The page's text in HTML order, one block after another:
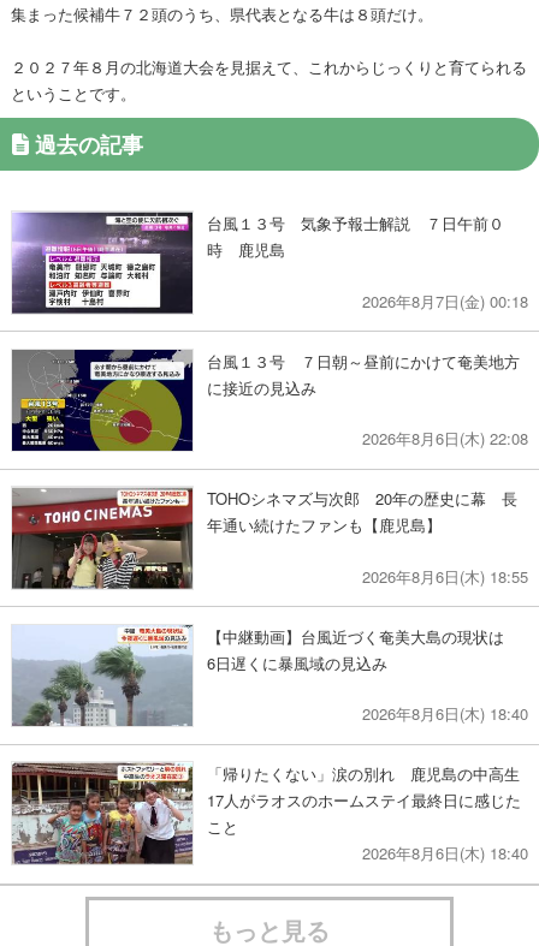
集まった候補牛７２頭のうち、県代表となる牛は８頭だけ。
２０２７年８月の北海道大会を見据えて、これからじっくりと育てられる
ということです。
過去の記事
台風１３号 気象予報士解説 ７日午前０
時 鹿児島
2026年8月7日(金) 00:18
台風１３号 ７日朝～昼前にかけて奄美地方
に接近の見込み
2026年8月6日(木) 22:08
TOHOシネマズ与次郎 20年の歴史に幕 長
年通い続けたファンも【鹿児島】
2026年8月6日(木) 18:55
【中継動画】台風近づく奄美大島の現状は
6日遅くに暴風域の見込み
2026年8月6日(木) 18:40
「帰りたくない」涙の別れ 鹿児島の中高生
17人がラオスのホームステイ最終日に感じた
こと
2026年8月6日(木) 18:40
もっと見る